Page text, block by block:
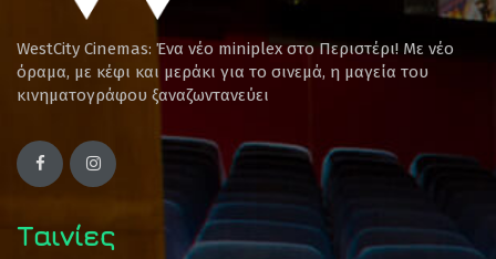
WestCity Cinemas: Ένα νέο miniplex στο Περιστέρι! Mε νέο
όραμα, με κέφι και μεράκι για το σινεμά, η μαγεία του
κινηματογράφου ξαναζωντανεύει
Ταινίες